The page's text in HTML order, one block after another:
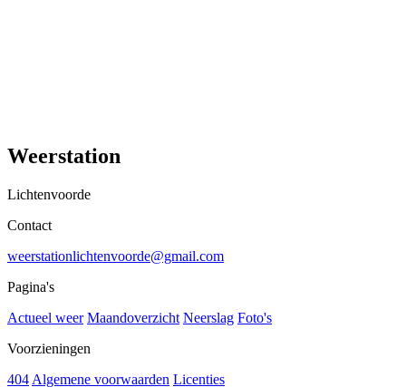
Weerstation
Lichtenvoorde
Contact
weerstationlichtenvoorde@gmail.com
Pagina's
Actueel weer Maandoverzicht Neerslag Foto's
Voorzieningen
404 Algemene voorwaarden Licenties